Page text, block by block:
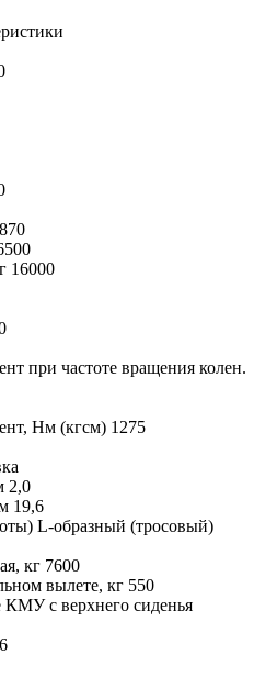
16000
при частоте вращения колен.
Нм (кгсм) 1275
2,0
19,6
L-образный (тросовый)
кг 7600
вылете, кг 550
КМУ с верхнего сиденья